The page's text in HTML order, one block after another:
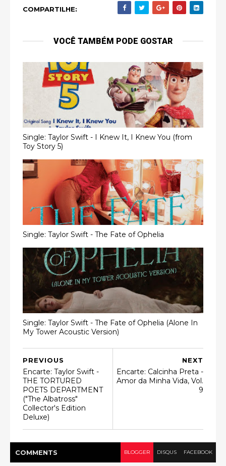
COMPARTILHE:
VOCÊ TAMBÉM PODE GOSTAR
Single: Taylor Swift - I Knew It, I Knew You (from
Toy Story 5)
Single: Taylor Swift - The Fate of Ophelia
Single: Taylor Swift - The Fate of Ophelia (Alone In
My Tower Acoustic Version)
NEXT
Encarte: Calcinha Preta -
Amor da Minha Vida, Vol.
9
PREVIOUS
Encarte: Taylor Swift -
THE TORTURED
POETS DEPARTMENT
("The Albatross"
Collector's Edition
Deluxe)
COMMENTS BLOGGER DISQUS FACEBOOK